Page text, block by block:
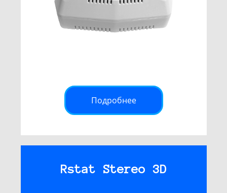
Подробнее
Rstat Stereo 3D